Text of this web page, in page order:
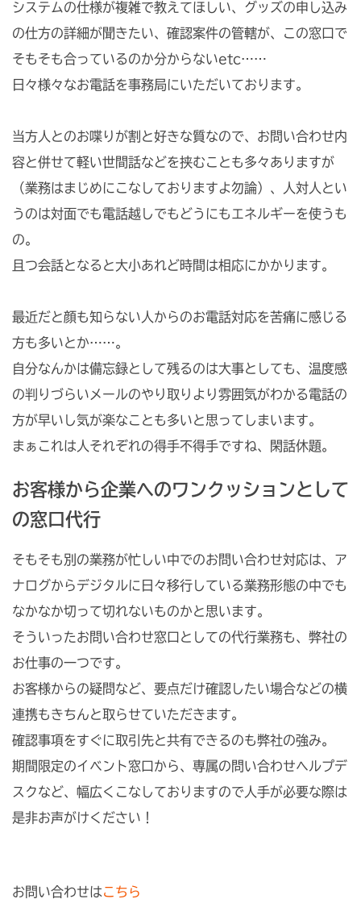
システムの仕様が複雑で教えてほしい、グッズの申し込み
の仕方の詳細が聞きたい、確認案件の管轄が、この窓口で
そもそも合っているのか分からないetc……
日々様々なお電話を事務局にいただいております。
当方人とのお喋りが割と好きな質なので、お問い合わせ内
容と併せて軽い世間話などを挟むことも多々ありますが
（業務はまじめにこなしておりますよ勿論）、人対人とい
うのは対面でも電話越しでもどうにもエネルギーを使うも
の。
且つ会話となると大小あれど時間は相応にかかります。
最近だと顔も知らない人からのお電話対応を苦痛に感じる
方も多いとか……。
自分なんかは備忘録として残るのは大事としても、温度感
の判りづらいメールのやり取りより雰囲気がわかる電話の
方が早いし気が楽なことも多いと思ってしまいます。
まぁこれは人それぞれの得手不得手ですね、閑話休題。
お客様から企業へのワンクッションとして
の窓口代行
そもそも別の業務が忙しい中でのお問い合わせ対応は、ア
ナログからデジタルに日々移行している業務形態の中でも
なかなか切って切れないものかと思います。
そういったお問い合わせ窓口としての代行業務も、弊社の
お仕事の一つです。
お客様からの疑問など、要点だけ確認したい場合などの横
連携もきちんと取らせていただきます。
確認事項をすぐに取引先と共有できるのも弊社の強み。
期間限定のイベント窓口から、専属の問い合わせヘルプデ
スクなど、幅広くこなしておりますので人手が必要な際は
是非お声がけください！
お問い合わせはこちら